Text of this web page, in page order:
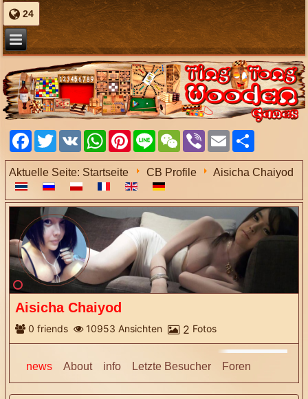
24
Facebook
TwitterVK WhatsApp
Pinterest
Line WeChatViber Email
Aktuelle Seite: Startseite CB Profile Aisicha Chaiyod
Aisicha Chaiyod
friends
0 Ansichten
10953 Fotos
2
news About info Letzte Besucher Foren